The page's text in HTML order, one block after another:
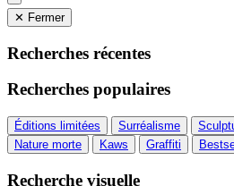
✕ Fermer
Recherches récentes
Recherches populaires
Éditions limitées Surréalisme
Nature morte
Kaws Graffiti
Recherche visuelle